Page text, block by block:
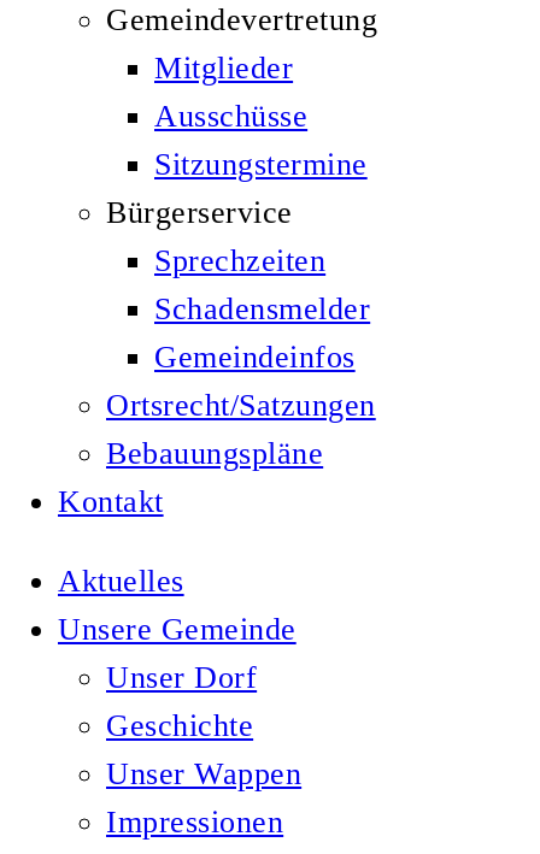
Gemeindevertretung
Mitglieder
Ausschüsse
Sitzungstermine
Bürgerservice
Sprechzeiten
Schadensmelder
Gemeindeinfos
Ortsrecht/Satzungen
Bebauungspläne
Kontakt
Aktuelles
Unsere Gemeinde
Unser Dorf
Geschichte
Unser Wappen
Impressionen